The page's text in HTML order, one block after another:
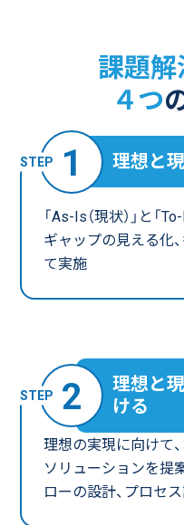
課題解
４つ
1 理想と
「As-Is（現状）」と「
ギャップの見える化、
て実施
2
理想と
ける
理想の実現に向けて
ソリューションを提
ローの設計、プロセ